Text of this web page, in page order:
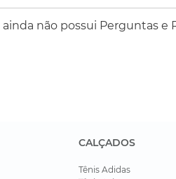
não possui Perguntas e
CALÇADOS
Tênis Adidas